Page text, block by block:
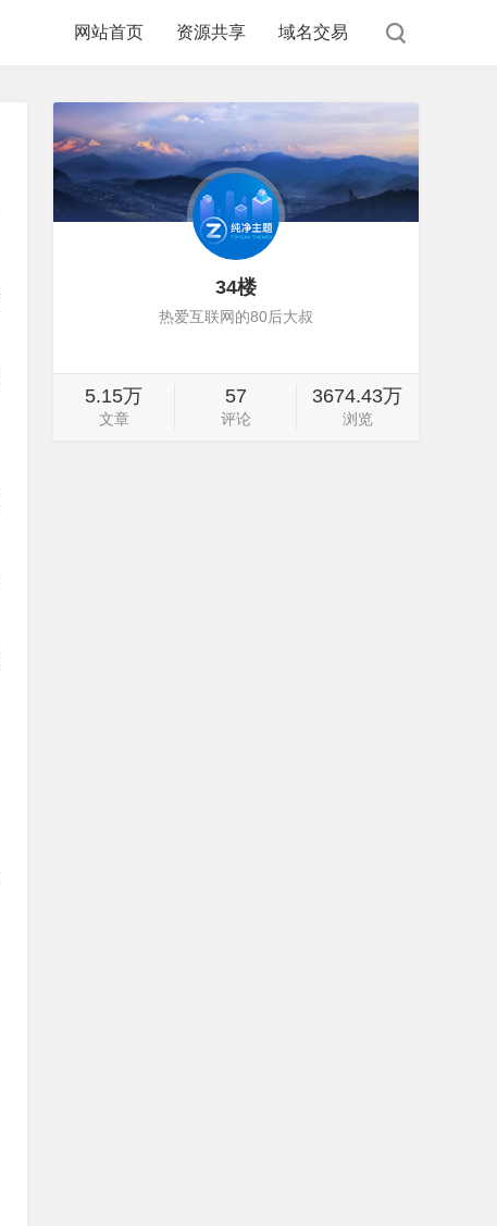
网站首页 资源共享 域名交易
34楼
热爱互联网的80后大叔
5.15万
文章
57
评论
3674.43万
浏览